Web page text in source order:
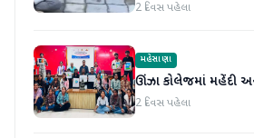
2 દિવસ પહેલા
મહેસાણા
ઊંઝા કોલેજમાં મહેંદી અને
2 દિવસ પહેલા